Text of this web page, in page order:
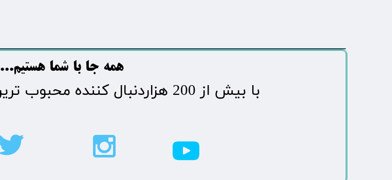
​​​همه جا با شما هستیم...​​​​​​​​​​​​​​
​با بیش از 200 هزاردنبال کننده محبوب ترین رسانه مردمی شهر مهاباد​​​​​​​​​​​​​​